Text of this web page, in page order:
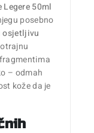
Legere 50ml
posebno
osjetljivu
– odmah
kože da je